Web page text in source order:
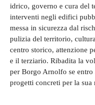
idrico, governo e cura del
interventi negli edifici
messa in sicurezza dal
pulizia del territorio,
centro storico, attenzione
e il terziario. Ribadita la
per Borgo Arnolfo se entro
progetti concreti per la sua